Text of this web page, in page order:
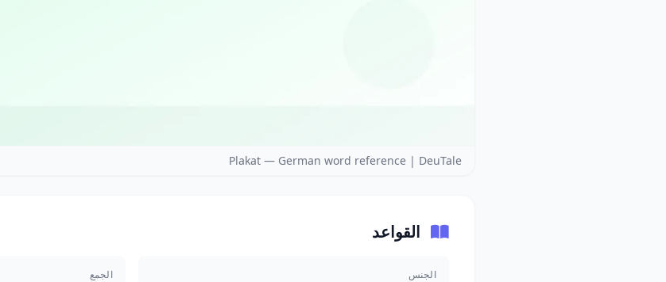
Plakat — German word reference | DeuTale
القواعد
الجنس الجمع